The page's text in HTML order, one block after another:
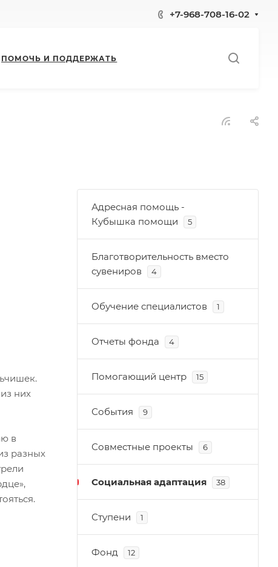
+7-968-708-16-02
ПОМОЧЬ И ПОДДЕРЖАТЬ
них
в
разных
Адресная помощь -
Кубышка помощи
5
Благотворительность вместо
сувениров
4
Обучение специалистов 1
Отчеты фонда 4
Помогающий центр 15
События 9
Совместные проекты 6
Социальная адаптация 38
Ступени 1
Фонд 12